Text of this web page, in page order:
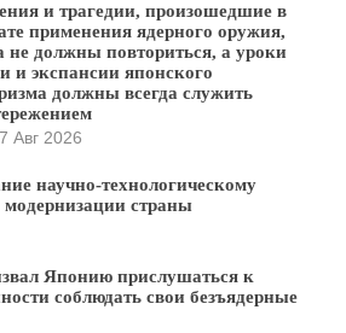
и трагедии, произошедшие в
применения ядерного оружия,
не должны повториться, а уроки
и экспансии японского
должны всегда служить
Авг 2026
научно-технологическому
страны
Японию прислушаться к
соблюдать свои безъядерные